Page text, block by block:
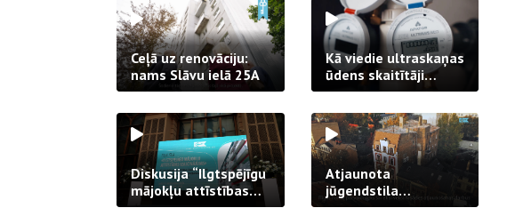
Ceļā uz renovāciju:
nams Slāvu ielā 25A
Kā viedie ultraskaņas
ūdens skaitītāji
strādā praksē
Diskusija “Ilgtspējīgu
mājokļu attīstības
Atjaunota
jūgendstila